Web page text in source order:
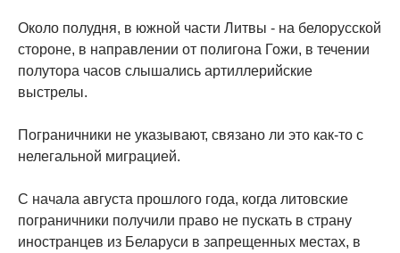
Около полудня, в южной части Литвы - на белорусской
стороне, в направлении от полигона Гожи, в течении
полутора часов слышались артиллерийские
выстрелы.
Пограничники не указывают, связано ли это как-то с
нелегальной миграцией.
С начала августа прошлого года, когда литовские
пограничники получили право не пускать в страну
иностранцев из Беларуси в запрещенных местах, в